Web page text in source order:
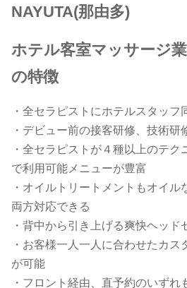
NAYUTA(那由多)
ホテル客室マッサージ
の特徴
・全セラピストにホテルスタッ
・デビュー前の接客研修、技術研
・全セラピストが４種以上のテ
で利用可能メニューが豊富
・オイルトリートメントもオイル
両方対応できる
・背中から引き上げる爽快ヘッド
・お客様一人一人に合わせたカ
が可能
・フロント経由、直予約のいずれ